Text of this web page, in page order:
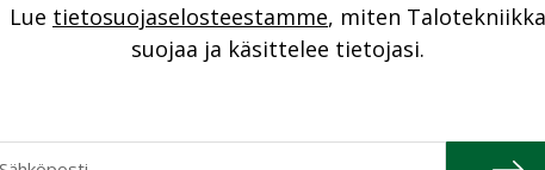
Katso kaikki
Lue tietosuojaselosteestamme, miten Talotekniikka
suojaa ja käsittelee tietojasi.